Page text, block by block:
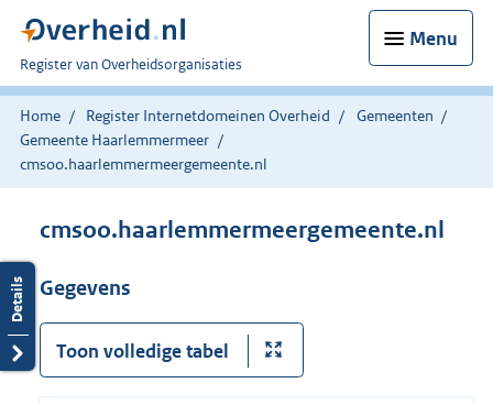
Menu
U
bent
nu
hier:
Register van Overheidsorganisaties
Home Register Internetdomeinen Overheid
Gemeenten
Gemeente Haarlemmermeer
cmsoo.haarlemmermeergemeente.nl
cmsoo.haarlemmermeergemeente.nl
Gegevens
Toon volledige tabel